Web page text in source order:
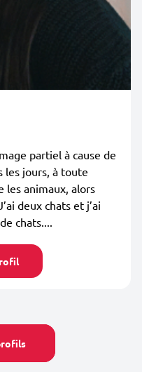
partiel à cause de
les jours, à toute
les animaux, alors
deux chats et j’ai
chats....